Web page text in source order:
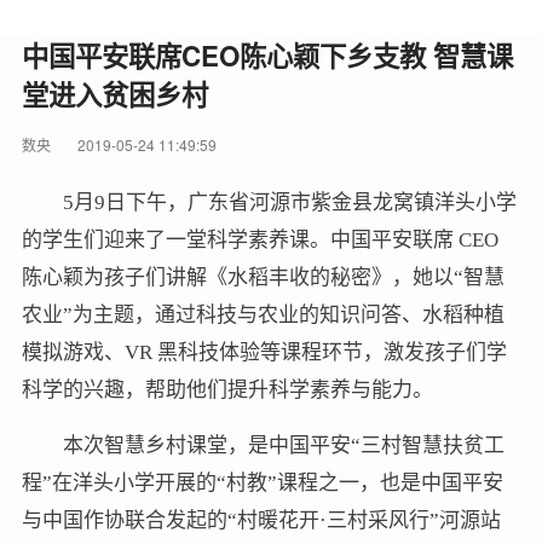
中国平安联席CEO陈心颖下乡支教 智慧课
堂进入贫困乡村
数央 2019-05-24 11:49:59
5月9日下午，广东省河源市紫金县龙窝镇洋头小学
的学生们迎来了一堂科学素养课。中国平安联席 CEO
陈心颖为孩子们讲解《水稻丰收的秘密》，她以“智慧
农业”为主题，通过科技与农业的知识问答、水稻种植
模拟游戏、VR 黑科技体验等课程环节，激发孩子们学
科学的兴趣，帮助他们提升科学素养与能力。
本次智慧乡村课堂，是中国平安“三村智慧扶贫工
程”在洋头小学开展的“村教”课程之一，也是中国平安
与中国作协联合发起的“村暖花开·三村采风行”河源站